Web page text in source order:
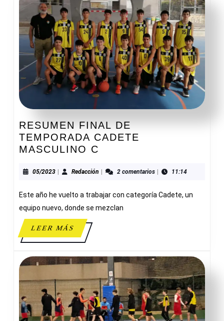
RESUMEN FINAL DE
TEMPORADA CADETE
MASCULINO C
DE
CADETE
MASCULINO
05/202305/2023
| Redacción Redacción
| 2 comentarios | 11:14
Este año he vuelto a trabajar con categoría Cadete, un
equipo nuevo, donde se mezclan
LEER MÁSLEER
MÁS